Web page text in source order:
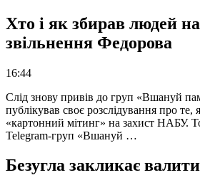
Хто і як збирав людей
звільнення Федорова
16:44
Слід знову привів до груп «Вшануй
публікував своє розслідування про
«картонний мітинг» на захист НАБУ.
Telegram-груп «Вшануй …
Безугла закликає